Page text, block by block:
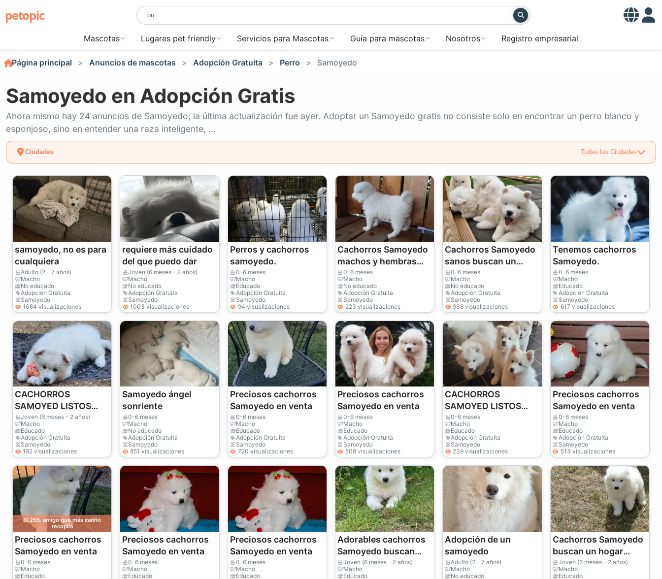
petopic
Mascotas Lugares pet friendly Servicios para Mascotas Guía para mascotas Nosotros Registro empresarial
Página principal Anuncios de mascotas Adopción Gratuita Perro Samoyedo
Samoyedo en Adopción Gratis
Ahora mismo hay 24 anuncios de Samoyedo; la última actualización fue ayer. Adoptar un Samoyedo gratis no consiste solo en encontrar un perro blanco y
esponjoso, sino en entender una raza inteligente, ...
Ciudades Todas las Ciudades
samoyedo, no es para
cualquiera
Adulto (2 - 7 años)
Macho
No educado
Adopción Gratuita
Samoyedo
1084 visualizaciones
requiere más cuidado
del que puedo dar
Joven (6 meses - 2 años)
Macho
No educado
Adopción Gratuita
Samoyedo
1003 visualizaciones
Perros y cachorros
samoyedo.
0-6 meses
Macho
Educado
Adopción Gratuita
Samoyedo
94 visualizaciones
Cachorros Samoyedo
machos y hembras
bien entrenados.
0-6 meses
Macho
No educado
Adopción Gratuita
Samoyedo
223 visualizaciones
Cachorros Samoyedo
sanos buscan un
nuevo hogar.
0-6 meses
Macho
No educado
Adopción Gratuita
Samoyedo
938 visualizaciones
Tenemos cachorros
Samoyedo.
0-6 meses
Macho
Educado
Adopción Gratuita
Samoyedo
617 visualizaciones
CACHORROS
SAMOYED LISTOS
PARA UN NUEVO
HOGAR
Joven (6 meses - 2 años)
Macho
Educado
Adopción Gratuita
Samoyedo
192 visualizaciones
Samoyedo ángel
sonriente
0-6 meses
Macho
No educado
Adopción Gratuita
Samoyedo
851 visualizaciones
Preciosos cachorros
Samoyedo en venta
0-6 meses
Macho
Educado
Adopción Gratuita
Samoyedo
720 visualizaciones
Preciosos cachorros
Samoyedo en venta
0-6 meses
Macho
Educado
Adopción Gratuita
Samoyedo
508 visualizaciones
CACHORROS
SAMOYED LISTOS
PARA UN NUEVO
HOGAR
0-6 meses
Macho
Educado
Adopción Gratuita
Samoyedo
239 visualizaciones
Preciosos cachorros
Samoyedo en venta
0-6 meses
Macho
Educado
Adopción Gratuita
Samoyedo
513 visualizaciones
El 255. amigo que más cariño
recopila
Preciosos cachorros
Samoyedo en venta
0-6 meses
Macho
Educado
Preciosos cachorros
Samoyedo en venta
0-6 meses
Macho
Educado
Preciosos cachorros
Samoyedo en venta
0-6 meses
Macho
Educado
Adorables cachorros
Samoyedo buscan
hogares de 5★
Joven (6 meses - 2 años)
Macho
Educado
Adopción de un
samoyedo
Adulto (2 - 7 años)
Macho
No educado
Cachorros Samoyedo
buscan un hogar
definitivo
Joven (6 meses - 2 años)
Macho
Educado